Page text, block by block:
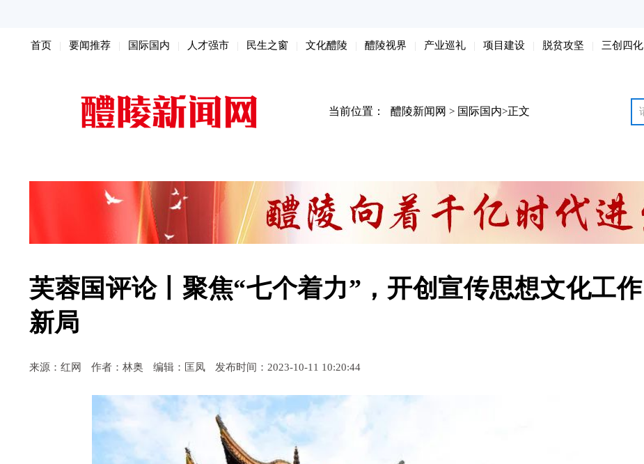
首页 要闻推荐 国际国内 人才强市 民生之窗 文化醴陵 醴陵视界 产业巡礼 项目建设 脱贫攻坚 三创四化
当前位置： 醴陵新闻网 > 国际国内>正文
芙蓉国评论丨聚焦“七个着力”，开创宣传思想文化工作
新局
来源：红网 作者：林奥 编辑：匡凤 发布时间：2023-10-11 10:20:44